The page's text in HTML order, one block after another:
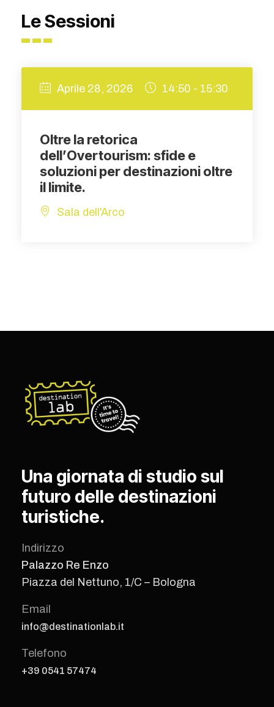
Le Sessioni
Aprile 28, 2026 14:50 - 15:30
Oltre la retorica
dell’Overtourism: sfide e
soluzioni per destinazioni oltre
il limite.
Sala dell'Arco
Una giornata di studio sul
futuro delle destinazioni
turistiche.
Indirizzo
Palazzo Re Enzo
Piazza del Nettuno, 1/C – Bologna
Email
info@destinationlab.it
Telefono
+39 0541 57474